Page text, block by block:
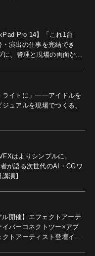
Pro 14】「これ1台
演出の仕事を完結でき
、管理と現場の両面から
ライトに」――アイドルを
ュアルを現場でつくる、
はよりシンプルに。
が語る次世代のAI・CGワ
演】
ル開催】エフェクトアーテ
バーコネクトツー×アプ
トアーティスト登壇イベ